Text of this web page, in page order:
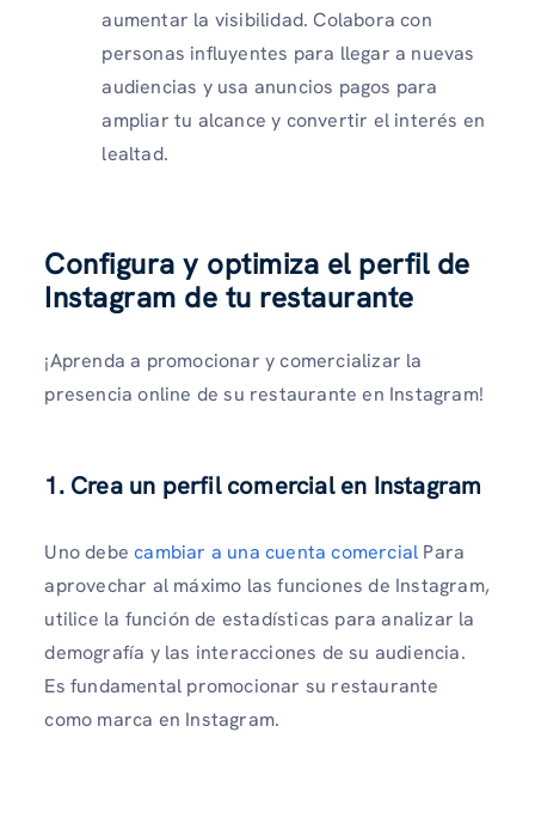
aumentar la visibilidad. Colabora con
personas influyentes para llegar a nuevas
audiencias y usa anuncios pagos para
ampliar tu alcance y convertir el interés en
lealtad.
Configura y optimiza el perfil de
Instagram de tu restaurante
¡Aprenda a promocionar y comercializar la
presencia online de su restaurante en Instagram!
1. Crea un perfil comercial en Instagram
Uno debecambiar a una cuenta comercial Para
aprovechar al máximo las funciones de Instagram,
utilice la función de estadísticas para analizar la
demografía y las interacciones de su audiencia.
Es fundamental promocionar su restaurante
como marca en Instagram.